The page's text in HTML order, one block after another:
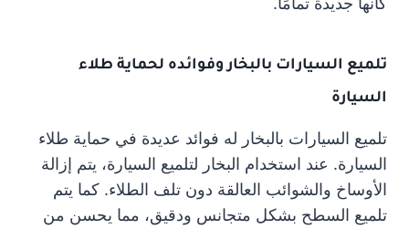
تلميع السيارات بالبخار وفوائده لحماية طلاء
السيارة
تلميع السيارات بالبخار له فوائد عديدة في حماية طلاء
السيارة. عند استخدام البخار لتلميع السيارة، يتم إزالة
الأوساخ والشوائب العالقة دون تلف الطلاء. كما يتم
تلميع السطح بشكل متجانس ودقيق، مما يحسن من